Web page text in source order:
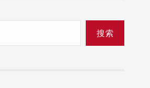
搜索